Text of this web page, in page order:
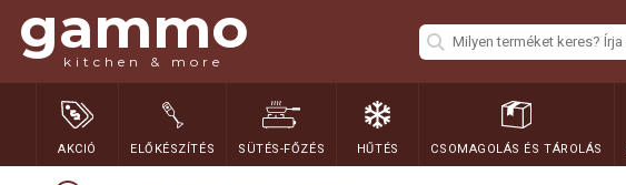
gammo
kitchen & more
AKCIÓ ELŐKÉSZÍTÉS SÜTÉS-FŐZÉS HŰTÉS CSOMAGOLÁS ÉS TÁROLÁS